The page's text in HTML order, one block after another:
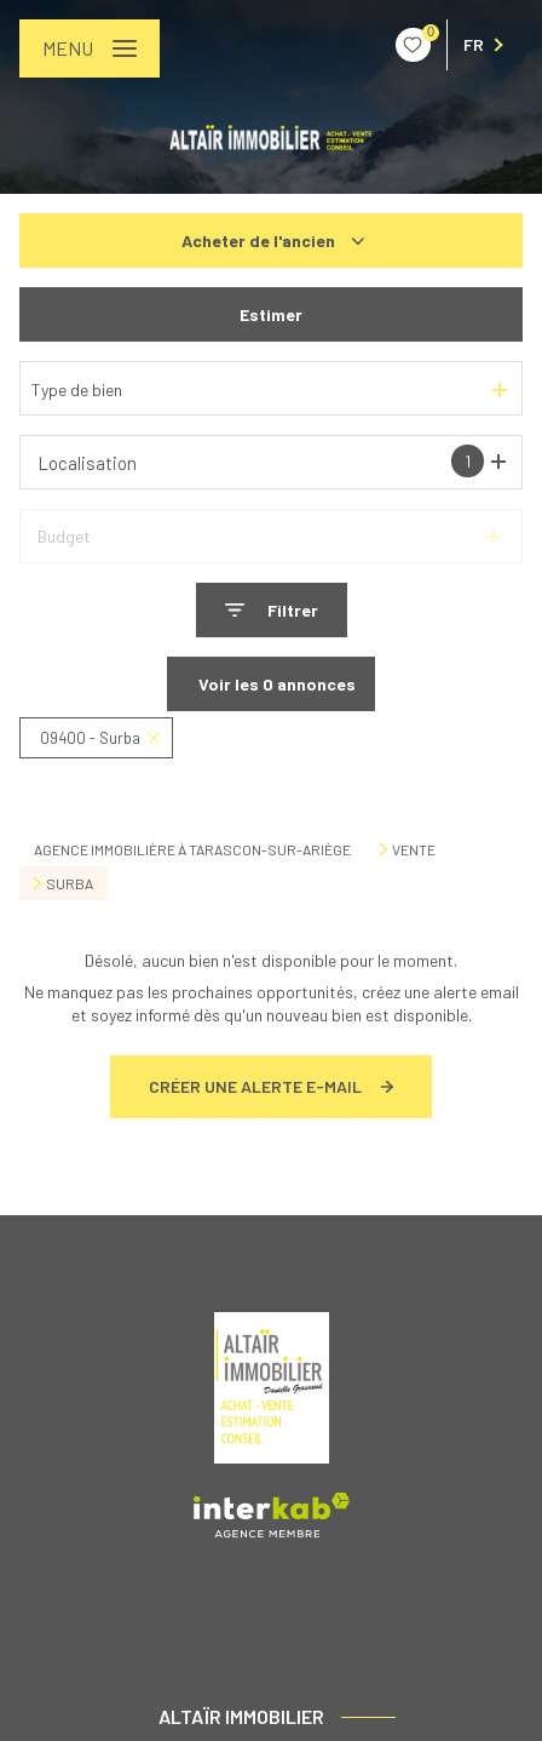
0
FR
MENU
Acheter de l'ancien
Estimer
Type de bien
1
Localisation
Budget
Filtrer
Voir les 0 annonces
09400 - Surba
AGENCE IMMOBILIÈRE À TARASCON-SUR-ARIÈGE
VENTE
SURBA
Désolé, aucun bien n'est disponible pour le moment.
Ne manquez pas les prochaines opportunités, créez une alerte email
et soyez informé dès qu'un nouveau bien est disponible.
CRÉER UNE ALERTE E-MAIL
ALTAÏR IMMOBILIER